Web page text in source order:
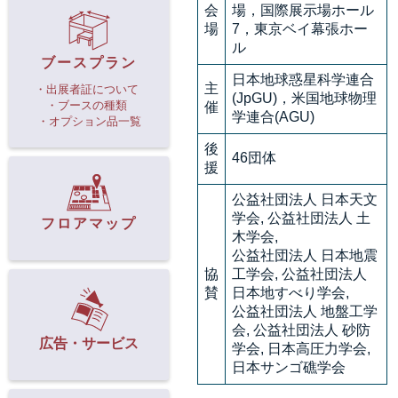
ブースプラン
・出展者証について
・ブースの種類
・オプション品一覧
フロアマップ
広告・サービス
会
場
場，国際展示場ホール
7，東京ベイ幕張ホー
ル
主
催
日本地球惑星科学連合
(JpGU)，米国地球物理
学連合(AGU)
後
援
46団体
協
賛
公益社団法人 日本天文
学会, 公益社団法人 土
木学会,
公益社団法人 日本地震
工学会, 公益社団法人
日本地すべり学会,
公益社団法人 地盤工学
会, 公益社団法人 砂防
学会, 日本高圧力学会,
日本サンゴ礁学会